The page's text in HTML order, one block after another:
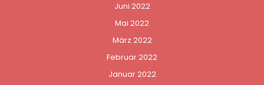
Juni 2022
Mai 2022
März 2022
Februar 2022
Januar 2022